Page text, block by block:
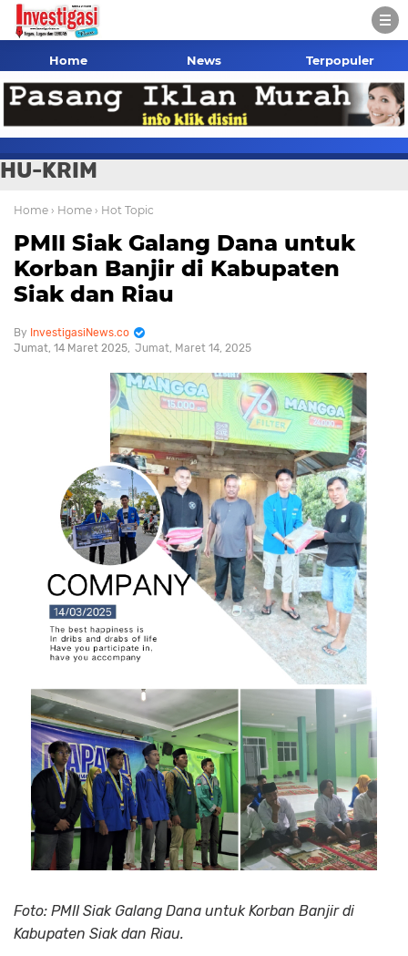
Home News Terpopuler
HU-KRIM
Home › Home › Hot Topic
PMII Siak Galang Dana untuk
Korban Banjir di Kabupaten
Siak dan Riau
InvestigasiNews.co
Jumat, 14 Maret 2025 Jumat, Maret 14, 2025
Foto: PMII Siak Galang Dana untuk Korban Banjir di
Kabupaten Siak dan Riau.